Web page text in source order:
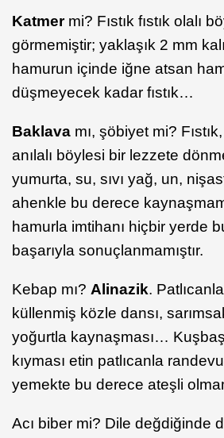
Katmer mi? Fıstık fıstık olalı
görmemiştir; yaklaşık 2 mm
hamurun içinde iğne atsan
düşmeyecek kadar fıstık…
Baklava mı, şöbiyet mi? Fıstık,
anılalı böylesi bir lezzete
yumurta, su, sıvı yağ, un,
ahenkle bu derece
hamurla imtihanı hiçbir yerde
başarıyla sonuçlanmamıştır.
Kebap mı? Alinazik.
küllenmiş közle dansı,
yoğurtla kaynaşması…
kıyması etin patlıcanla
yemekte bu derece ateşli
Acı biber mi? Dile değdiğinde